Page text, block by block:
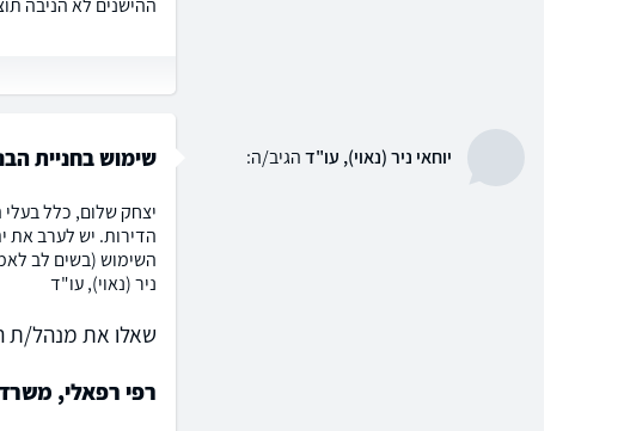
ההישנים לא הניבה
יוחאי ניר (נאוי), עו"דהגיב/ה: שימוש בחניית
יצחק שלום, כלל
הדירות. יש לערב את
השימוש (בשים לב
ניר (נאוי), עו"ד
שאלו את מנהל/ת
רפי רפאלי, משרד